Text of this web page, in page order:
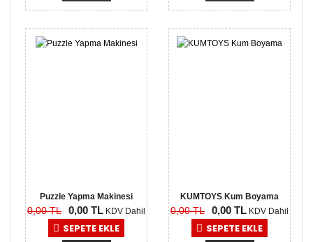
0,00
Puzzle Yapma Makinesi
0,00 TL 0,00 TL KDV Dahil
SEPETE EKLE
0,00
KUMTOYS Kum Boyama
0,00 TL 0,00 TL KDV Dahil
SEPETE EKLE